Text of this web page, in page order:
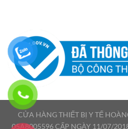
CỬA HÀNG THIẾT BỊ Y TẾ
05A8005596 CẤP NGÀY 11/07/